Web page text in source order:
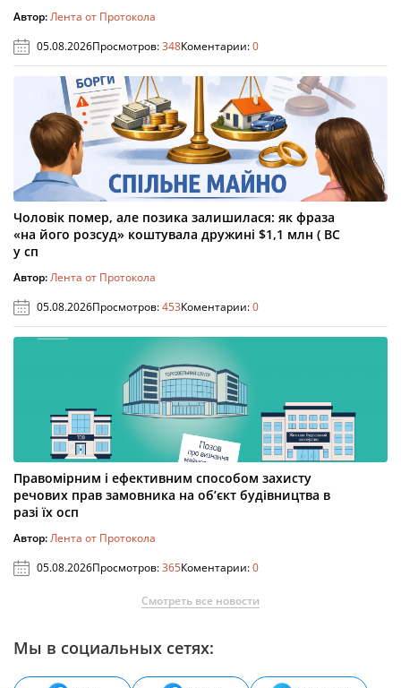
Автор:Лента от Протокола
05.08.2026Просмотров:348Коментарии:0
Чоловік помер, але позика залишилася: як фраза
«на його розсуд» коштувала дружині $1,1 млн ( ВС
у сп
Автор:Лента от Протокола
05.08.2026Просмотров:453Коментарии:0
Правомірним і ефективним способом захисту
речових прав замовника на об’єкт будівництва в
разі їх осп
Автор:Лента от Протокола
05.08.2026Просмотров:365Коментарии:0
Смотреть все новости
Мы в социальных сетях: